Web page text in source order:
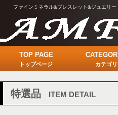
ファインミネラル&ブレスレット&ジュエリー
特選品 ITEM DETAIL
TOP PAGE
トップページ カテゴ